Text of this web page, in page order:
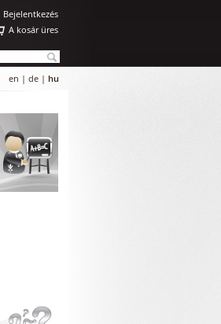
Bejelentkezés
A kosár üres
en | de | hu